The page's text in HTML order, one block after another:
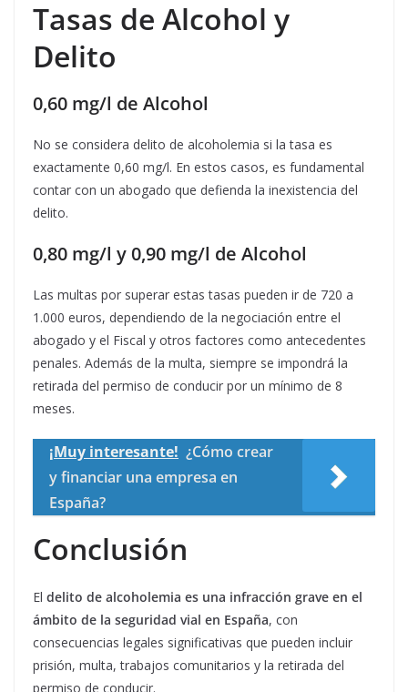
Tasas de Alcohol y
Delito
0,60 mg/l de Alcohol
No se considera delito de alcoholemia si la tasa es
exactamente 0,60 mg/l. En estos casos, es fundamental
contar con un abogado que defienda la inexistencia del
delito.
0,80 mg/l y 0,90 mg/l de Alcohol
Las multas por superar estas tasas pueden ir de 720 a
1.000 euros, dependiendo de la negociación entre el
abogado y el Fiscal y otros factores como antecedentes
penales. Además de la multa, siempre se impondrá la
retirada del permiso de conducir por un mínimo de 8
meses.
¡Muy interesante! ¿Cómo crear
y financiar una empresa en
España?
Conclusión
El delito de alcoholemia es una infracción grave en el
ámbito de la seguridad vial en España, con
consecuencias legales significativas que pueden incluir
prisión, multa, trabajos comunitarios y la retirada del
permiso de conducir.